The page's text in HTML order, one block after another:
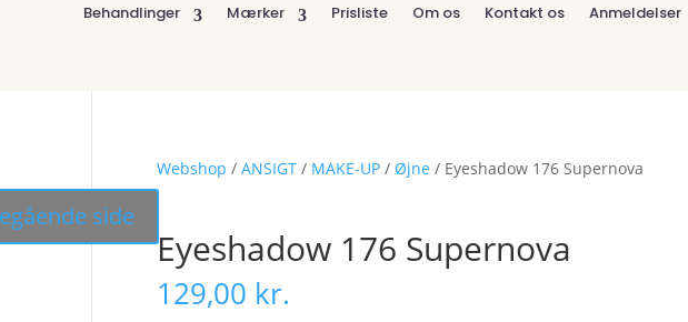
Behandlinger Mærker Prisliste Om os Kontakt os Anmeldelser
Webshop / ANSIGT/ MAKE-UP/ Øjne / Eyeshadow 176 Supernova
Eyeshadow 176 Supernova
129,00 kr.